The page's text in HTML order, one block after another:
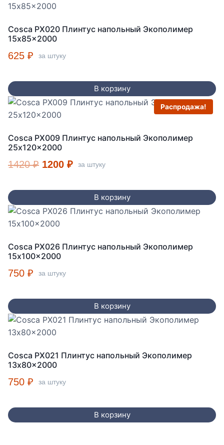
Cosca PX020 Плинтус напольный Экополимер
15x85x2000
625 ₽ за штуку
В корзину
Распродажа!
Cosca PX009 Плинтус напольный Экополимер
25x120x2000
1420₽ Первоначальная
составляла
1420 ₽.
1200 ₽Текущая
1200 ₽.
за штуку
В корзину
Cosca PX026 Плинтус напольный Экополимер
15x100x2000
750 ₽ за штуку
В корзину
Cosca PX021 Плинтус напольный Экополимер
13x80x2000
750 ₽ за штуку
В корзину